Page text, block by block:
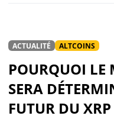
ACTUALITÉ ALTCOINS
POURQUOI LE
SERA
FUTUR DU XRP